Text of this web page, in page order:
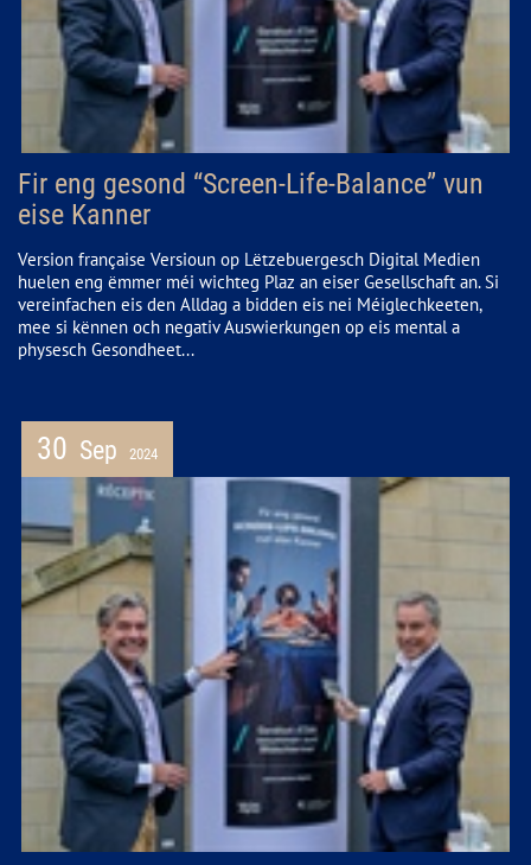
Fir eng gesond “Screen-Life-Balance” vun
eise Kanner
Version française Versioun op Lëtzebuergesch Digital Medien
huelen eng ëmmer méi wichteg Plaz an eiser Gesellschaft an. Si
vereinfachen eis den Alldag a bidden eis nei Méiglechkeeten,
mee si kënnen och negativ Auswierkungen op eis mental a
physesch Gesondheet...
30 Sep 2024